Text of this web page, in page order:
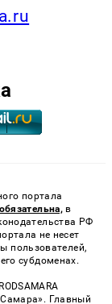
портала
в
РФ
не несет
пользователей,
субдоменах.
Главный